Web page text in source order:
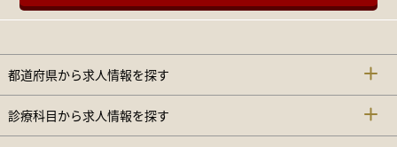
都道府県から求人情報を探す
診療科目から求人情報を探す